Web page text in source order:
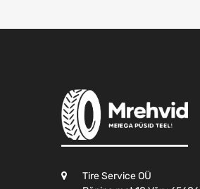
Tire Service OÜ